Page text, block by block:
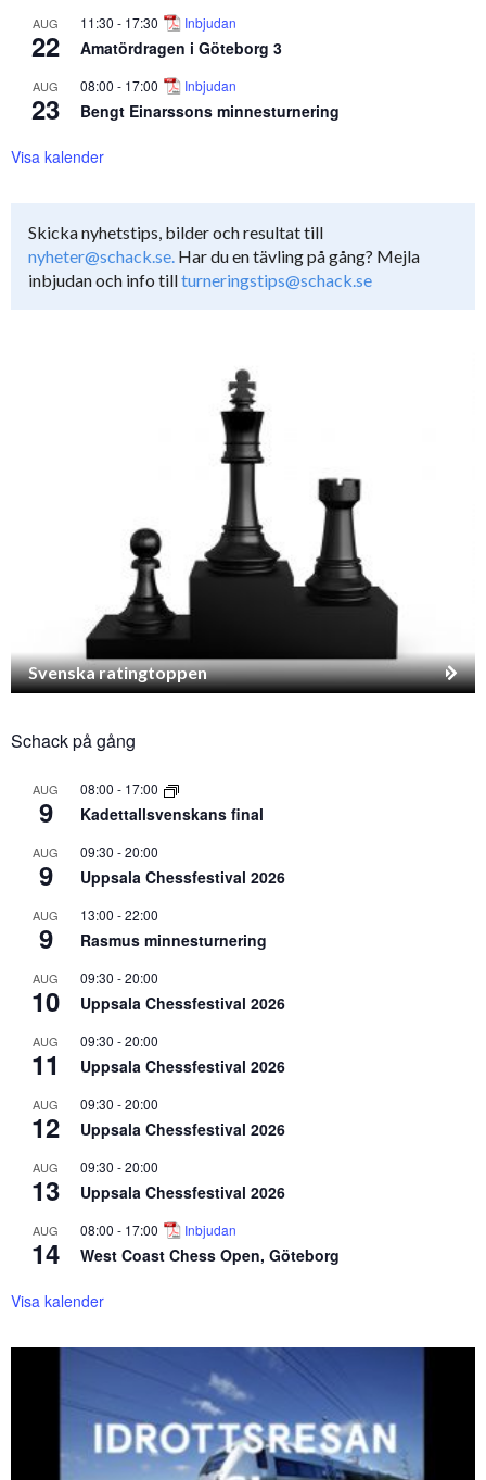
AUG
22
11:30 - 17:30 Inbjudan
Amatördragen i Göteborg 3
AUG
23
08:00 - 17:00 Inbjudan
Bengt Einarssons minnesturnering
Visa kalender
Skicka nyhetstips, bilder och resultat till
nyheter@schack.se. Har du en tävling på gång? Mejla
inbjudan och info tillturneringstips@schack.se
Svenska ratingtoppen
Schack på gång
AUG
9
08:00 - 17:00
Kadettallsvenskans final
AUG
9
09:30 -20:00
Uppsala Chessfestival 2026
AUG
9
13:00 -22:00
Rasmus minnesturnering
AUG
10
09:30 -20:00
Uppsala Chessfestival 2026
AUG
11
09:30 -20:00
Uppsala Chessfestival 2026
AUG
12
09:30 -20:00
Uppsala Chessfestival 2026
AUG
13
09:30 -20:00
Uppsala Chessfestival 2026
AUG
14
08:00 - 17:00 Inbjudan
West Coast Chess Open, Göteborg
Visa kalender